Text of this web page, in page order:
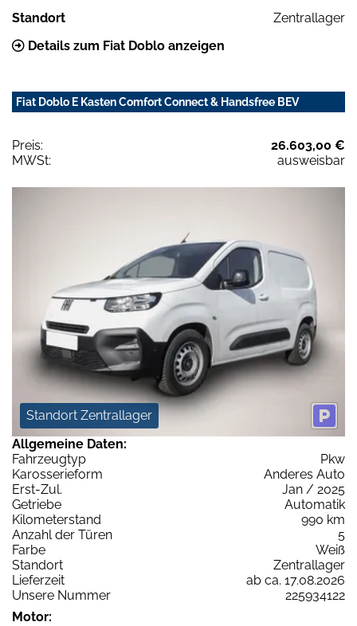
Standort
Zentrallager
Details zum Fiat Doblo anzeigen
Fiat Doblo E Kasten Comfort Connect & Handsfree BEV
Preis:
26.603,00 €
MWSt:
ausweisbar
Standort Zentrallager
Allgemeine Daten:
Fahrzeugtyp
Pkw
Karosserieform
Anderes Auto
Erst-Zul.
Jan / 2025
Getriebe
Automatik
Kilometerstand
990 km
Anzahl der Türen
5
Farbe
Weiß
Standort
Zentrallager
Lieferzeit
ab ca. 17.08.2026
Unsere Nummer
225934122
Motor: